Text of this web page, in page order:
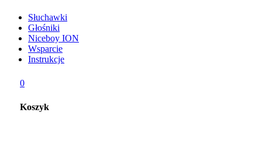
Słuchawki
Głośniki
Niceboy ION
Wsparcie
Instrukcje
0
Koszyk